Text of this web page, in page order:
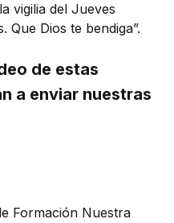
vigilia del Jueves
Que Dios te bendiga”.
de estas
a enviar nuestras
Formación Nuestra